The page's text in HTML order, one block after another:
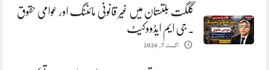
گلگت بلتستان میں غیر قانونی مائننگ اور عوامی حقوق
. جی ایم ایڈووکیٹ
اگست 7, 2026